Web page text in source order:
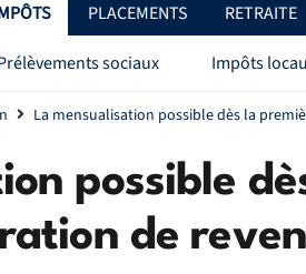
PLACEMENTS RETRAITE
sociaux Impôts
La mensualisation possible dès la
possible
de